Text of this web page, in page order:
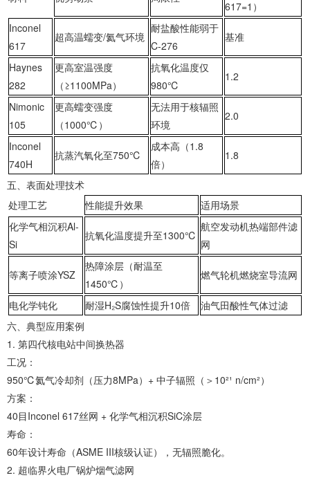
617=1）
‌Inconel
617‌
超高温蠕变/氦气环境
耐盐酸性能弱于
C-276
基准
‌Haynes
282‌
更高室温强度
（≥1100MPa）
抗氧化温度仅
980℃
1.2
‌Nimonic
105‌
更高蠕变强度
（1000℃）
无法用于核辐照
环境
2.0
‌Inconel
740H‌
抗蒸汽氧化至750℃
成本高（1.8
倍）
1.8
‌五、表面处理技术‌
处理工艺
性能提升效果
适用场景
‌化学气相沉积Al-
Si‌
抗氧化温度提升至1300℃
航空发动机热端部件滤
网
‌等离子喷涂YSZ‌
热障涂层（耐温至
1450℃）
燃气轮机燃烧室导流网
‌电化学钝化‌ 耐湿H₂S腐蚀性提升10倍
油气田酸性气体过滤
‌六、典型应用案例‌
1. ‌第四代核电站中间换热器‌
‌工况‌：
950℃氦气冷却剂（压力8MPa）+ 中子辐照（＞10²¹ n/cm²）
‌方案‌：
40目Inconel 617丝网 + 化学气相沉积SiC涂层
‌寿命‌：
60年设计寿命（ASME III核级认证），无辐照脆化。
2. ‌超临界火电厂锅炉烟气滤网‌